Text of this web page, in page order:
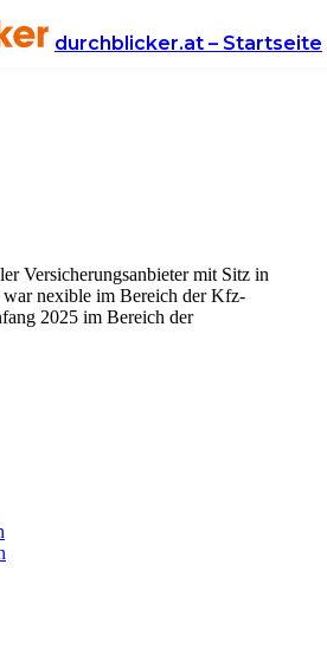
durchblicker.at – Startseite
nexible
Versicherungsanbieter mit Sitz in
nexible im Bereich der Kfz-
2025 im Bereich der